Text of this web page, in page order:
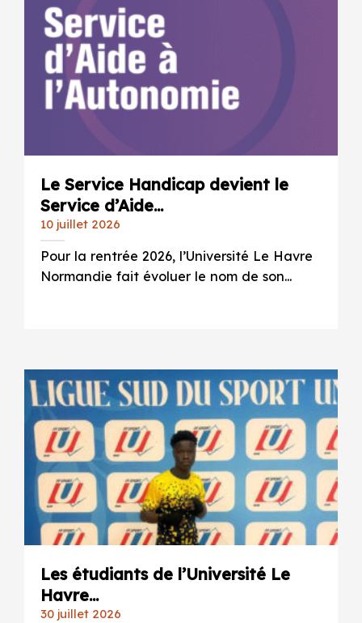
Le Service Handicap devient le
Service d’Aide...
10 juillet 2026
Pour la rentrée 2026, l’Université Le Havre
Normandie fait évoluer le nom de son...
Les étudiants de l’Université Le
Havre...
30 juillet 2026